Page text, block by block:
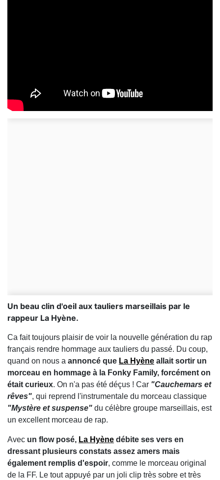
Un beau clin d'oeil aux tauliers marseillais par le
rappeur La Hyène.
Ca fait toujours plaisir de voir la nouvelle génération du rap
français rendre hommage aux tauliers du passé. Du coup,
quand on nous a annoncé que La Hyène allait sortir un
morceau en hommage à la Fonky Family, forcément on
était curieux. On n'a pas été déçus ! Car "Cauchemars et
rêves", qui reprend l'instrumentale du morceau classique
"Mystère et suspense" du célèbre groupe marseillais, est
un excellent morceau de rap.
Avec un flow posé, La Hyène débite ses vers en
dressant plusieurs constats assez amers mais
également remplis d'espoir, comme le morceau original
de la FF. Le tout appuyé par un joli clip très sobre et très